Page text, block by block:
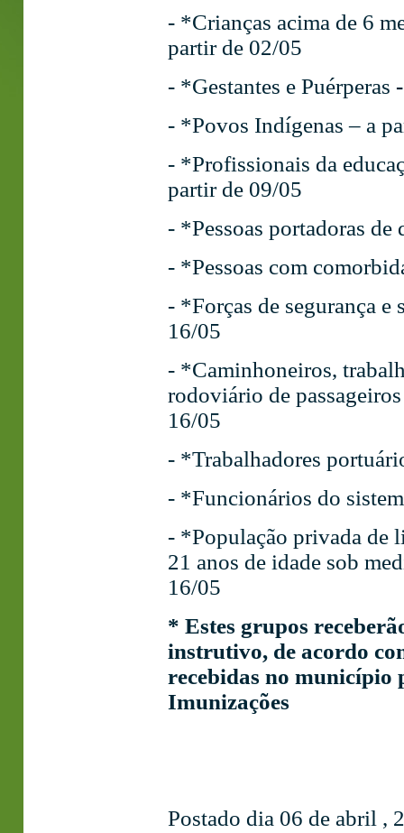
- *Crianças acima de 6
partir de 02/05
- *Gestantes e Puérperas
- *Povos Indígenas – a
- *Profissionais da
partir de 09/05
- *Pessoas portadoras
- *Pessoas com
- *Forças de segurança e
16/05
- *Caminhoneiros,
rodoviário de
16/05
- *Trabalhadores
- *Funcionários do
- *População privada de
21 anos de idade sob
16/05
* Estes grupos
instrutivo, de acordo
recebidas no município
Imunizações
Postado dia 06 de abril ,